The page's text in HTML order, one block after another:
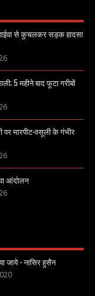
हाईवा से कुचलकर सड़क हादसा
5 महीने बाद फूटा गरीबों
मारपीट-वसूली के गंभीर
आंदोलन
जाये - नासिर हुसैन